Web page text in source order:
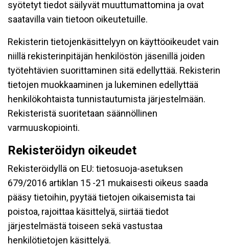
syötetyt tiedot säilyvät muuttumattomina ja ovat
saatavilla vain tietoon oikeutetuille.
Rekisterin tietojenkäsittelyyn on käyttöoikeudet vain
niillä rekisterinpitäjän henkilöstön jäsenillä joiden
työtehtävien suorittaminen sitä edellyttää. Rekisterin
tietojen muokkaaminen ja lukeminen edellyttää
henkilökohtaista tunnistautumista järjestelmään.
Rekisteristä suoritetaan säännöllinen
varmuuskopiointi.
Rekisteröidyn oikeudet
Rekisteröidyllä on EU: tietosuoja-asetuksen
679/2016 artiklan 15 -21 mukaisesti oikeus saada
pääsy tietoihin, pyytää tietojen oikaisemista tai
poistoa, rajoittaa käsittelyä, siirtää tiedot
järjestelmästä toiseen sekä vastustaa
henkilötietojen käsittelyä.